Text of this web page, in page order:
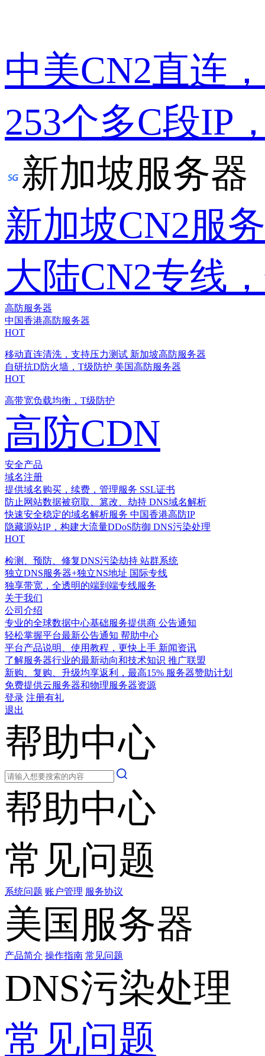
中美CN2直连
253个多C段IP
新加坡服务器
新加坡CN2服
大陆CN2专线
高防服务器
中国香港高防服务器
HOT
移动直连清洗，支持压力测试 新加坡高防服务器
自研抗D防火墙，T级防护 美国高防服务器
HOT
高带宽负载均衡，T级防护
高防CDN
安全产品
域名注册
提供域名购买，续费，管理服务 SSL证书
防止网站数据被窃取、篡改、劫持 DNS域名解析
快速安全稳定的域名解析服务 中国香港高防IP
隐藏源站IP，构建大流量DDoS防御 DNS污染处理
HOT
检测、预防、修复DNS污染劫持 站群系统
独立DNS服务器+独立NS地址 国际专线
独享带宽，全透明的端到端专线服务
关于我们
公司介绍
专业的全球数据中心基础服务提供商 公告通知
轻松掌握平台最新公告通知 帮助中心
平台产品说明、使用教程，更快上手 新闻资讯
了解服务器行业的最新动向和技术知识 推广联盟
新购、复购、升级均享返利，最高15% 服务器赞助计划
免费提供云服务器和物理服务器资源
登录 注册有礼
退出
帮助中心
帮助中心
常见问题
系统问题 账户管理 服务协议
美国服务器
产品简介 操作指南 常见问题
DNS污染处理
常见问题